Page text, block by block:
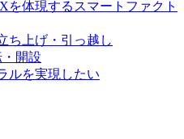
を体現するスマートファクト
ち上げ・引っ越し
開設
ルを実現したい